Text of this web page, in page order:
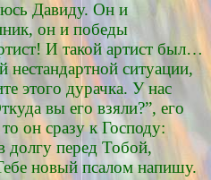
Давиду. Он и
он и победы
И такой артист был…
нестандартной ситуации,
этого дурачка. У нас
вы его взяли?”, его
он сразу к Господу:
долгу перед Тобой,
новый псалом напишу.